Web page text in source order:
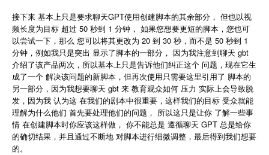
接下来 基本上只是要求聊天GPT使用创建脚本的其余部分， 但也以视
频长度为目标 超过 50 秒到 1 分钟， 如果您想要更短的脚本，您也可
以尝试一下，那么 您可以将其更改为 20 到 30 秒，而不是 50 秒到 1
分钟，例如我只是突出 显示了脚本的一部分， 因为我注意到聊天 gbt
介绍了该产品两次，所以基本上只是告诉他们纠正这个 问题，现在它生
成了一个 解决该问题的新脚本，但再次使用只需要这里引用了 脚本的
另一部分，因为我想要聊天 gbt 来 教育观众如何 压力 实际上会导致脱
发，因为我 认为这 在我们的剧本中很重要，这样我们的目标 受众就能
理解为什么他们 首先要处理他们的问题， 所以这只是让你 了解一些事
情 在创建脚本时你应该这样做， 你不能总是 遵循聊天 GPT 总是给你
的确切结果，并且通过不断地 对脚本进行细微调整，最后得到我们想要
的。